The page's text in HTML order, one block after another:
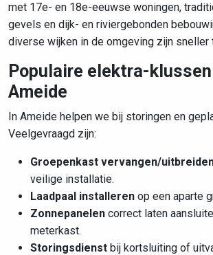
met 17e- en 18e-eeuwse woningen,
gevels en dijk- en riviergebonden
diverse wijken in de omgeving zijn sneller
Populaire elektra-
Ameide
In Ameide helpen we bij storingen en
Veelgevraagd zijn:
Groepenkast vervangen/
veilige installatie.
Laadpaal installeren op een aparte
Zonnepanelen correct laten
meterkast.
Storingsdienst bij kortsluiting of